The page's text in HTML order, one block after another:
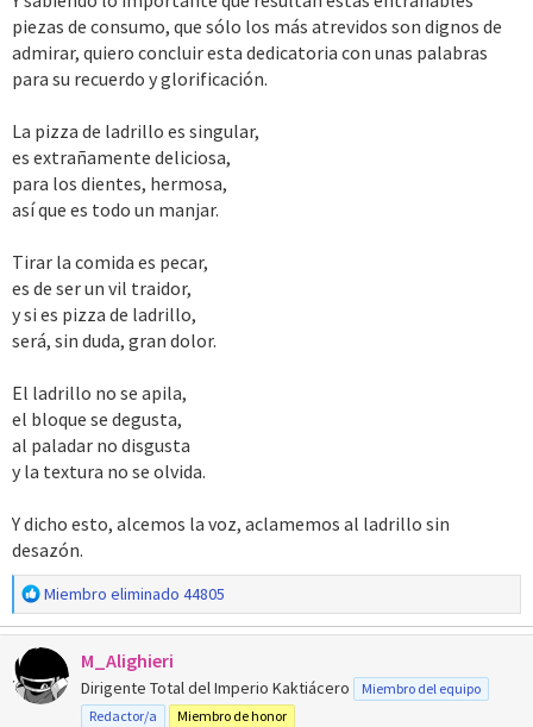
piezas de consumo, que sólo los más atrevidos son dignos de
admirar, quiero concluir esta dedicatoria con unas palabras
para su recuerdo y glorificación.
La pizza de ladrillo es singular,
es extrañamente deliciosa,
para los dientes, hermosa,
así que es todo un manjar.
Tirar la comida es pecar,
es de ser un vil traidor,
y si es pizza de ladrillo,
será, sin duda, gran dolor.
El ladrillo no se apila,
el bloque se degusta,
al paladar no disgusta
y la textura no se olvida.
Y dicho esto, alcemos la voz, aclamemos al ladrillo sin
desazón.
R
e
a
c
i
Miembro eliminado 44805
M_Alighieri
Dirigente Total del Imperio Kaktiácero
Miembro del equipo
Redactor/a
Miembro de honor